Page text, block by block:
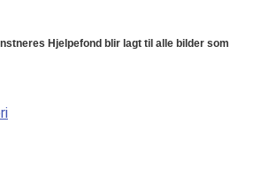
Hjelpefond blir lagt til alle bilder som